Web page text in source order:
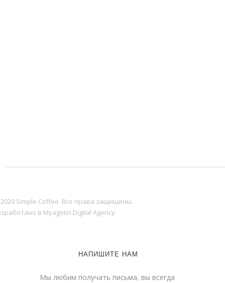
Simple Coffee. Все права защищены.
в Myagotin Digital Agency
НАПИШИТЕ НАМ
Мы любим получать письма, вы всегда